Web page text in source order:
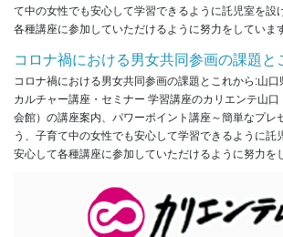
て中の女性でも安心して学習できるように託児室を設
各種講座に参加していただけるように努力をしていま
コロナ禍における男女共同参画の課題と
コロナ禍における男女共同参画の課題とこれから:山口
カルチャー講座・セミナー 学習講座のカリエンテ山
会館）の講座案内、パワーポイント講座～簡単なプレ
う、子育て中の女性でも安心して学習できるように託
安心して各種講座に参加していただけるように努力を